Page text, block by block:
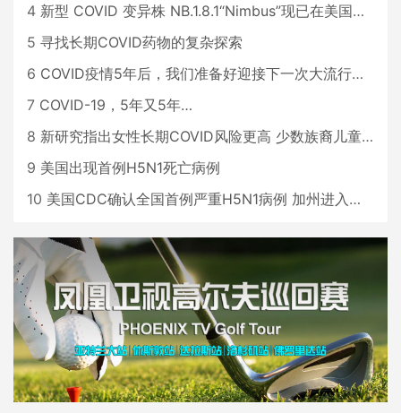
4 新型 COVID 变异株 NB.1.8.1“Nimbus”现已在美国占据主导地位
5 寻找长期COVID药物的复杂探索
6 COVID疫情5年后，我们准备好迎接下一次大流行了吗？
7 COVID-19，5年又5年…
8 新研究指出女性长期COVID风险更高 少数族裔儿童存在差异
9 美国出现首例H5N1死亡病例
10 美国CDC确认全国首例严重H5N1病例 加州进入紧急状态